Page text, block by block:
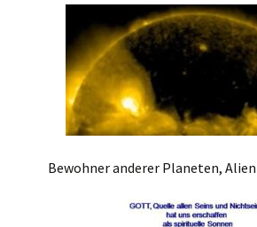
Bewohner anderer Planeten,